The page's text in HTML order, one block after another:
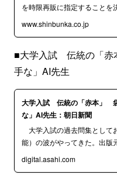
を時限再販に指定することを
www.shinbunka.co.jp
■大学入試 伝統の「赤
手な」AI先生
大学入試 伝統の「赤本」
な」AI先生：朝日新聞
大学入試の過去問集として
能）の波がやってきた。出版
digital.asahi.com